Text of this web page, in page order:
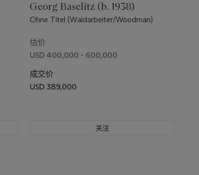
Georg Baselitz (b. 1938)
Ohne Titel (Waldarbeiter/Woodman)
估价
USD 400,000 - 600,000
成交价
USD 389,000
关注